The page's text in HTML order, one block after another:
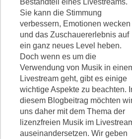
Bestandteil eines Livestreams.
Sie kann die Stimmung
verbessern, Emotionen wecken
und das Zuschauererlebnis auf
ein ganz neues Level heben.
Doch wenn es um die
Verwendung von Musik in
Livestream geht, gibt es einige
wichtige Aspekte zu beachten.
diesem Blogbeitrag möchten
uns daher mit dem Thema der
lizenzfreien Musik im
auseinandersetzen. Wir geben